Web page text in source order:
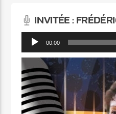
INVITÉE :
Lecteur 00:00